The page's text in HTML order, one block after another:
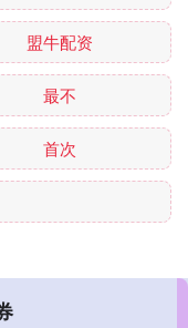
盟牛配资
最不
首次